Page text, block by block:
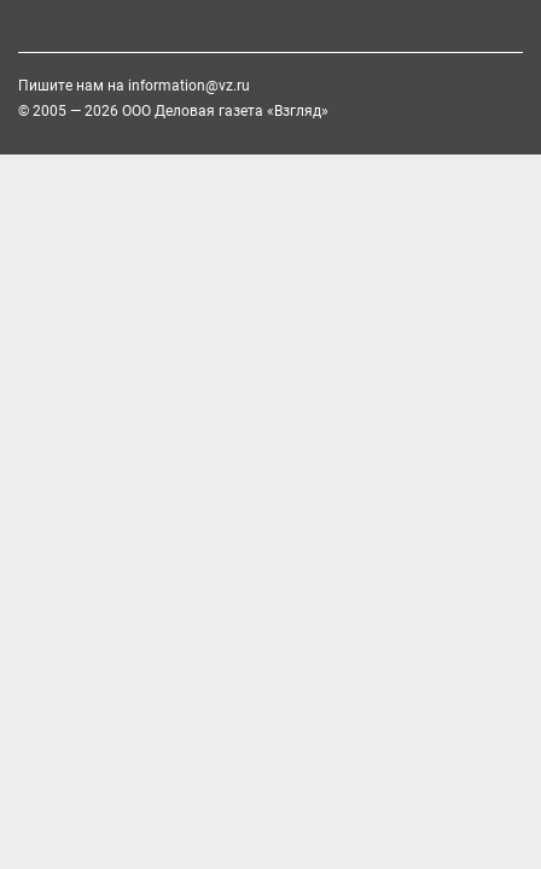
Пишите нам на information@vz.ru
© 2005 — 2026 ООО Деловая газета «Взгляд»